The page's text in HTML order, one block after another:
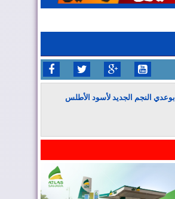
بوعدي النجم الجديد لأسود الأطلس